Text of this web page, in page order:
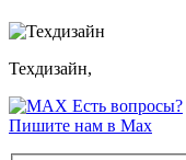
Техдизайн,
Есть вопросы?
Пишите нам в Max